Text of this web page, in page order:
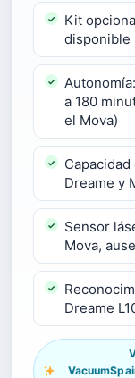
Kit
disponible
a 180
el Mova)
Dreame y
Sensor
Mova,
Dreame